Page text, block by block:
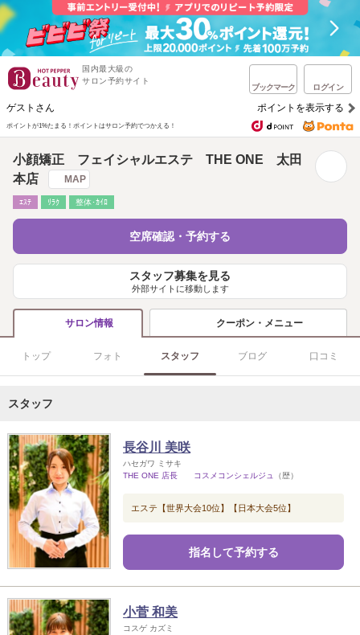
国内最大級の
サロン予約サイト
ブックマーク ログイン
ゲストさん ポイントを表示する
ポイントが1%たまる！ ポイントはサロン予約でつかえる！
小顔矯正 フェイシャルエステ THE ONE 太田
本店
MAP
ｴｽﾃ ﾘﾗｸ 整体･ｶｲﾛ
空席確認・予約する
スタッフ募集を見る
外部サイトに移動します
サロン情報 クーポン・メニュー
トップ フォト スタッフ ブログ 口コミ
スタッフ
長谷川 美咲
ハセガワ ミサキ
THE ONE 店長 コスメコンシェルジュ
（歴）
エステ【世界大会10位】【日本大会5位】
指名して予約する
小菅 和美
コスゲ カズミ